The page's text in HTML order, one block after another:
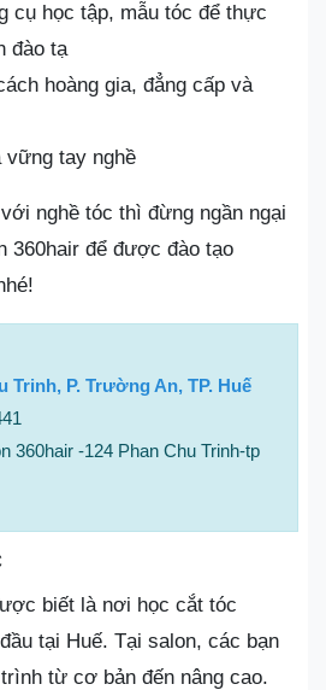
cụ học tập, mẫu tóc để thực
đào tạ
hoàng gia, đẳng cấp và
vững tay nghề
nghề tóc thì đừng ngần ngại
360hair để được đào tạo
Trinh, P. Trường An, TP. Huế
360hair -124 Phan Chu Trinh-tp
biết là nơi học cắt tóc
tại Huế. Tại salon, các bạn
từ cơ bản đến nâng cao.